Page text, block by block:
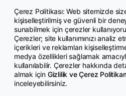
uyarınca CBK ile
karar vermiştir (AYM,
K.2022/138, 9/11/2022,
K.2022/146, 30/11/2022,
23. Ekli (2) Sayılı
Çerez Politikası: Web sitemizde
kişiselleştirilmiş ve güvenli bir
sunabilmek için çerezler
Çerezler; site kullanımınızı analiz
içerikleri ve reklamları
medya özellikleri sağlamak
kullanılabilir. Çerezler hakkında
almak için Gizlilik ve Çerez
inceleyebilirsiniz.